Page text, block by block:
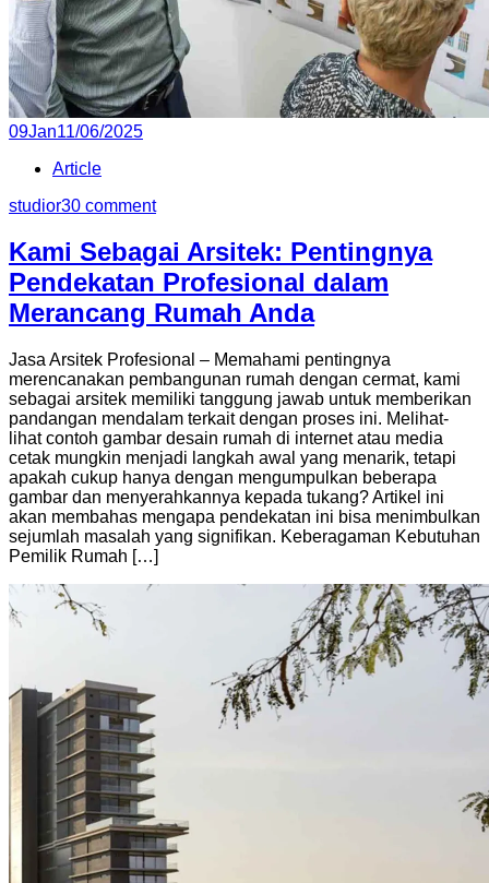
Posted
09Jan11/06/2025
Article
studior30 comment
Kami Sebagai Arsitek: Pentingnya
Pendekatan Profesional dalam
Merancang Rumah Anda
Jasa Arsitek Profesional – Memahami pentingnya
merencanakan pembangunan rumah dengan cermat, kami
sebagai arsitek memiliki tanggung jawab untuk memberikan
pandangan mendalam terkait dengan proses ini. Melihat-
lihat contoh gambar desain rumah di internet atau media
cetak mungkin menjadi langkah awal yang menarik, tetapi
apakah cukup hanya dengan mengumpulkan beberapa
gambar dan menyerahkannya kepada tukang? Artikel ini
akan membahas mengapa pendekatan ini bisa menimbulkan
sejumlah masalah yang signifikan. Keberagaman Kebutuhan
Pemilik Rumah […]